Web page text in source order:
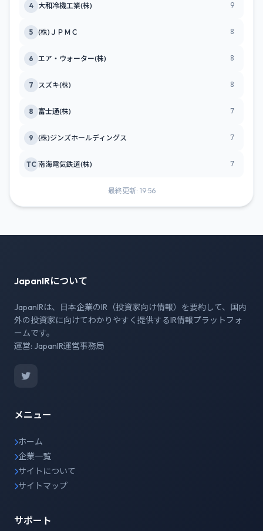
4 大和冷機工業(株) 9
5 (株)ＪＰＭＣ 8
6 エア・ウォーター(株) 8
7 スズキ(株) 8
8 富士通(株) 7
9 (株)ジンズホールディングス 7
TC 南海電気鉄道(株) 7
最終更新: 19:56
JapanIRについて
JapanIRは、日本企業のIR（投資家向け情報）を要約して、国内
外の投資家に向けてわかりやすく提供するIR情報プラットフォ
ームです。
運営: JapanIR運営事務局
メニュー
ホーム
企業一覧
サイトについて
サイトマップ
サポート